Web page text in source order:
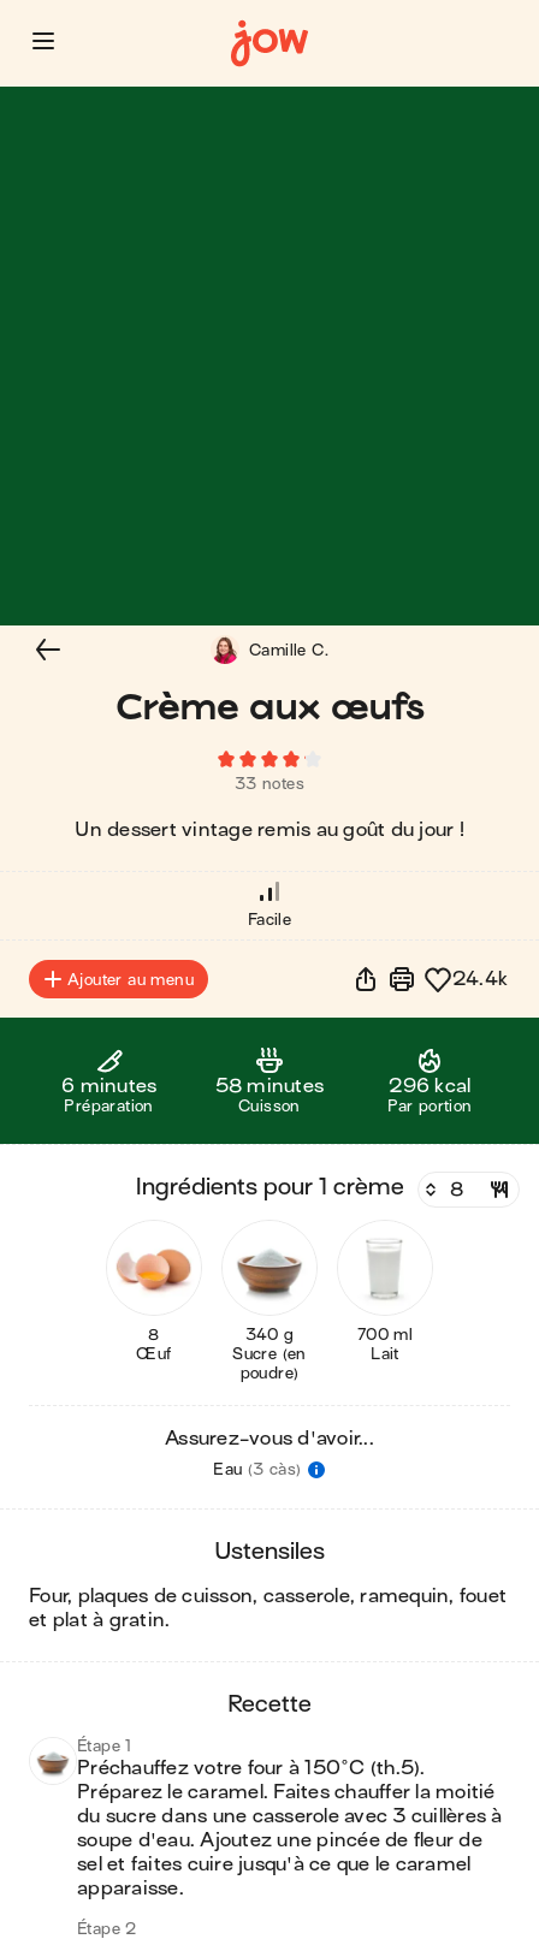
Crème aux œufs
33 notes
Un dessert vintage remis au goût du jour !
Camille C.
Facile
Ajouter au menu 24.4k
6 minutes
Préparation
58 minutes
Cuisson
296 kcal
Par portion
ingrédients pour 1 crème
8
Œuf
340 g
Sucre (en
poudre)
700 ml
Lait
Assurez-vous d'avoir...
Eau (3 càs)
ustensiles
four, plaques de cuisson, casserole, ramequin, fouet
et plat à gratin.
recette
Étape 1
Préchauffez votre four à 150°C (th.5).
Préparez le caramel. Faites chauffer la moitié
du sucre dans une casserole avec 3 cuillères à
soupe d'eau. Ajoutez une pincée de fleur de
sel et faites cuire jusqu'à ce que le caramel
apparaisse.
Étape 2